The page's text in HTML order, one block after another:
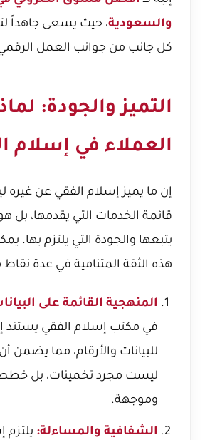
والسعودية، حيث يسعى جاهداً
كل جانب من جوانب العمل
التميز والجودة:
العملاء في إسلام
إن ما يميز إسلام الفقي عن
قائمة الخدمات التي يقدمها، بل
يتبعها والجودة التي يلتزم بها.
هذه الثقة المتنامية في عدة
المنهجية القائمة على
في مكتب إسلام الفقي يستند
للبيانات والأرقام، مما يضمن
ليست مجرد تخمينات، بل
وموجهة.
الشفافية والمساءلة: يلتزم